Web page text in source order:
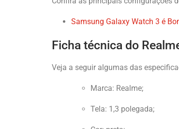
Samsung Galaxy Watch 3 é
Ficha técnica do
Veja a seguir algumas das
Marca: Realme;
Tela: 1,3 polegada;